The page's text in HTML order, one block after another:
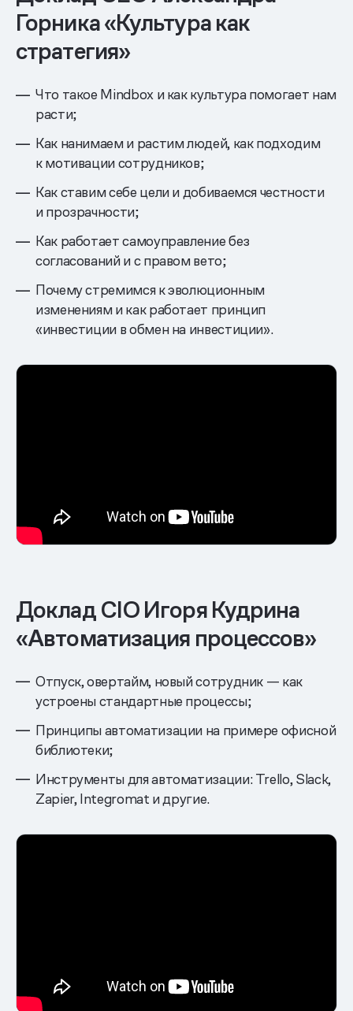
Горника «Культура как
стратегия»
Что такое Mindbox и как культура помогает нам
расти;
Как нанимаем и растим людей, как подходим
к мотивации сотрудников;
Как ставим себе цели и добиваемся честности
и прозрачности;
Как работает самоуправление без
согласований и с правом вето;
Почему стремимся к эволюционным
изменениям и как работает принцип
«инвестиции в обмен на инвестиции».
Доклад CIO Игоря Кудрина
«Автоматизация процессов»
Отпуск, овертайм, новый сотрудник — как
устроены стандартные процессы;
Принципы автоматизации на примере офисной
библиотеки;
Инструменты для автоматизации: Trello, Slack,
Zapier, Integromat и другие.